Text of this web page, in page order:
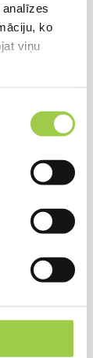
ko
viņu